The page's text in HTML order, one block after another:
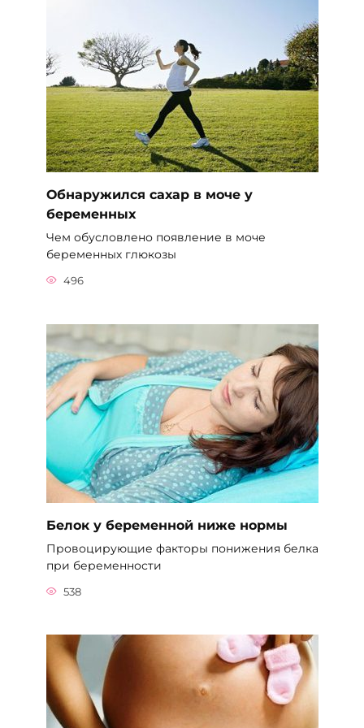
Обнаружился сахар в моче у
беременных
Чем обусловлено появление в моче
беременных глюкозы
496
Белок у беременной ниже нормы
Провоцирующие факторы понижения белка
при беременности
538